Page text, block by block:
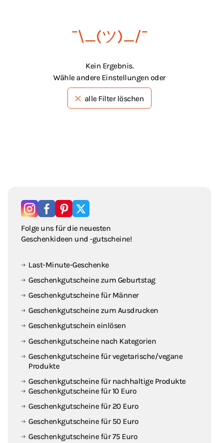
¯\_(ツ)_/¯
Kein Ergebnis.
Wähle andere Einstellungen oder
alle Filter löschen
Folge uns für die neuesten
Geschenkideen und ‑gutscheine!
Geschenkgutscheine für 10 Euro
Geschenkgutscheine für 20 Euro
Geschenkgutscheine für 50 Euro
Geschenkgutscheine für 75 Euro
Last-Minute-Geschenke
Geschenkgutscheine zum Geburtstag
Geschenkgutscheine für Männer
Geschenkgutscheine zum Ausdrucken
Geschenkgutschein einlösen
Geschenkgutscheine nach Kategorien
Geschenkgutscheine für vegetarische / vegane
Produkte
Geschenkgutscheine für nachhaltige Produkte